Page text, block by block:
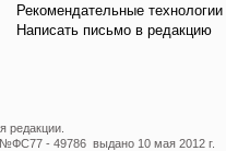
Рекомендательные технологии
Написать письмо в редакцию
редакции.
- 49786 выдано 10 мая 2012 г.